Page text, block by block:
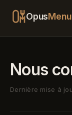
OpusMenu
Nous
Dernière mise à